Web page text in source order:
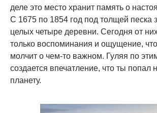
деле это место хранит память о
С 1675 по 1854 год под толщей песка
целых четыре деревни. Сегодня от
только воспоминания и ощущение,
молчит о чем-то важном. Гуляя по
создается впечатление, что ты попал
планету.